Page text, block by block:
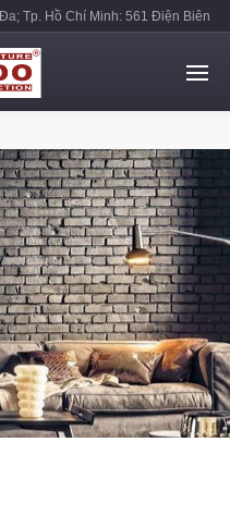
Tp. Hồ Chí Minh: 561 Điện Biên